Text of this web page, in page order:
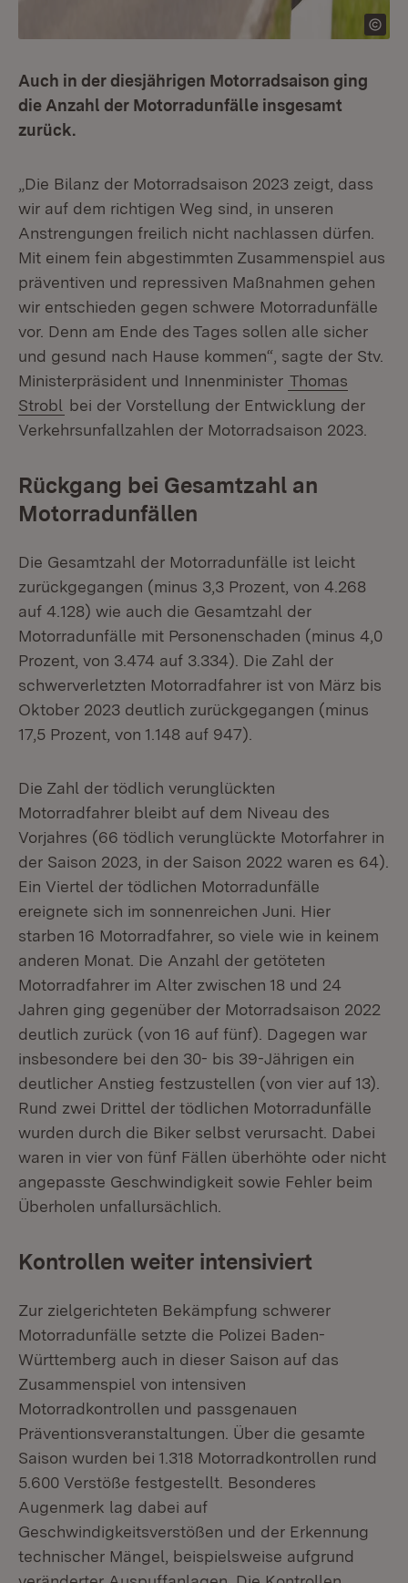
Auch in der diesjährigen Motorradsaison ging
die Anzahl der Motorradunfälle insgesamt
zurück.
„Die Bilanz der Motorradsaison 2023 zeigt, dass
wir auf dem richtigen Weg sind, in unseren
Anstrengungen freilich nicht nachlassen dürfen.
Mit einem fein abgestimmten Zusammenspiel aus
präventiven und repressiven Maßnahmen gehen
wir entschieden gegen schwere Motorradunfälle
vor. Denn am Ende des Tages sollen alle sicher
und gesund nach Hause kommen“, sagte der Stv.
Ministerpräsident und Innenminister Thomas
Strobl bei der Vorstellung der Entwicklung der
Verkehrsunfallzahlen der Motorradsaison 2023.
Rückgang bei Gesamtzahl an
Motorradunfällen
Die Gesamtzahl der Motorradunfälle ist leicht
zurückgegangen (minus 3,3 Prozent, von 4.268
auf 4.128) wie auch die Gesamtzahl der
Motorradunfälle mit Personenschaden (minus 4,0
Prozent, von 3.474 auf 3.334). Die Zahl der
schwerverletzten Motorradfahrer ist von März bis
Oktober 2023 deutlich zurückgegangen (minus
17,5 Prozent, von 1.148 auf 947).
Die Zahl der tödlich verunglückten
Motorradfahrer bleibt auf dem Niveau des
Vorjahres (66 tödlich verunglückte Motorfahrer in
der Saison 2023, in der Saison 2022 waren es 64).
Ein Viertel der tödlichen Motorradunfälle
ereignete sich im sonnenreichen Juni. Hier
starben 16 Motorradfahrer, so viele wie in keinem
anderen Monat. Die Anzahl der getöteten
Motorradfahrer im Alter zwischen 18 und 24
Jahren ging gegenüber der Motorradsaison 2022
deutlich zurück (von 16 auf fünf). Dagegen war
insbesondere bei den 30- bis 39-Jährigen ein
deutlicher Anstieg festzustellen (von vier auf 13).
Rund zwei Drittel der tödlichen Motorradunfälle
wurden durch die Biker selbst verursacht. Dabei
waren in vier von fünf Fällen überhöhte oder nicht
angepasste Geschwindigkeit sowie Fehler beim
Überholen unfallursächlich.
Kontrollen weiter intensiviert
Zur zielgerichteten Bekämpfung schwerer
Motorradunfälle setzte die Polizei Baden-
Württemberg auch in dieser Saison auf das
Zusammenspiel von intensiven
Motorradkontrollen und passgenauen
Präventionsveranstaltungen. Über die gesamte
Saison wurden bei 1.318 Motorradkontrollen rund
5.600 Verstöße festgestellt. Besonderes
Augenmerk lag dabei auf
Geschwindigkeitsverstößen und der Erkennung
technischer Mängel, beispielsweise aufgrund